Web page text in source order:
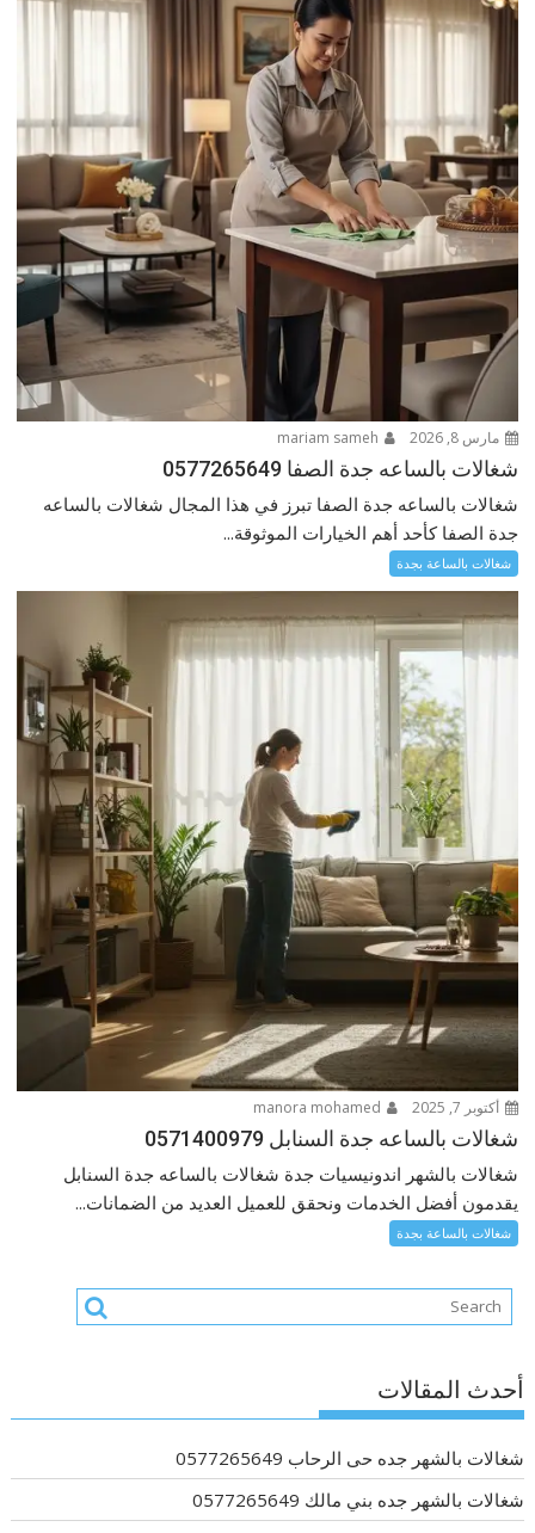
مارس 8, 2026
شغالات بالساعه جدة الصفا 0577265649
شغالات بالساعه جدة الصفا تبرز في هذا المجال شغالات بالساعه
جدة الصفا كأحد أهم الخيارات الموثوقة...
شغالات بالساعة بجدة
أكتوبر 7, 2025
شغالات بالساعه جدة السنابل 0571400979
شغالات بالشهر اندونيسيات جدة شغالات بالساعه جدة السنابل
يقدمون أفضل الخدمات ونحقق للعميل العديد من الضمانات...
شغالات بالساعة بجدة
أحدث المقالات
شغالات بالشهر جده حى الرحاب 0577265649
شغالات بالشهر جده بني مالك 0577265649